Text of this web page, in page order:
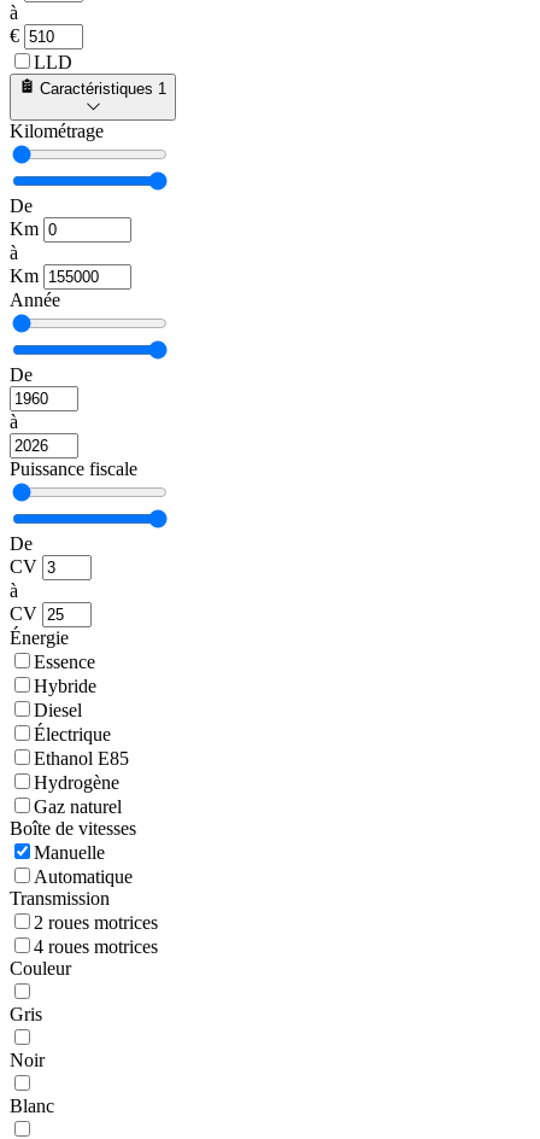
à
€
LLD
Caractéristiques 1
Kilométrage
De
Km
à
Km
Année
De
à
Puissance fiscale
De
CV
à
CV
Énergie
Essence
Hybride
Diesel
Électrique
Ethanol E85
Hydrogène
Gaz naturel
Boîte de vitesses
Manuelle
Automatique
Transmission
2 roues motrices
4 roues motrices
Couleur
Gris
Noir
Blanc